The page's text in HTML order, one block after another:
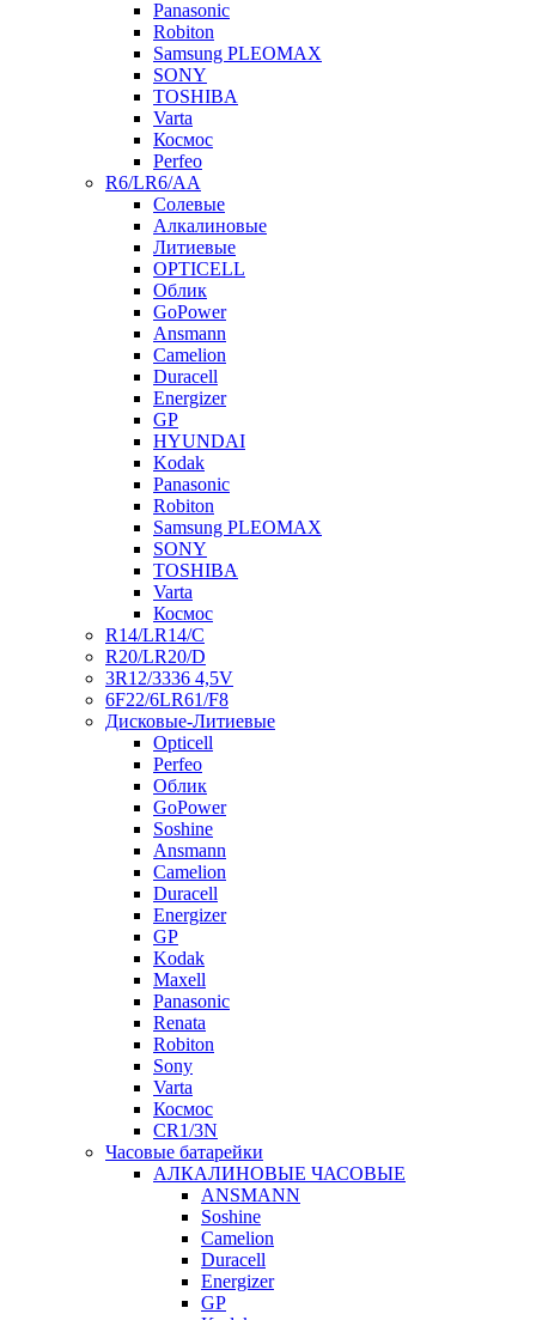
Panasonic
Robiton
Samsung PLEOMAX
SONY
TOSHIBA
Varta
Космос
Perfeo
R6/LR6/AA
Солевые
Алкалиновые
Литиевые
OPTICELL
Облик
GoPower
Ansmann
Camelion
Duracell
Energizer
GP
HYUNDAI
Kodak
Panasonic
Robiton
Samsung PLEOMAX
SONY
TOSHIBA
Varta
Космос
R14/LR14/C
R20/LR20/D
3R12/3336 4,5V
6F22/6LR61/F8
Дисковые-Литиевые
Opticell
Perfeo
Облик
GoPower
Soshine
Ansmann
Camelion
Duracell
Energizer
GP
Kodak
Maxell
Panasonic
Renata
Robiton
Sony
Varta
Космос
CR1/3N
Часовые батарейки
АЛКАЛИНОВЫЕ ЧАСОВЫЕ
ANSMANN
Soshine
Camelion
Duracell
Energizer
GP